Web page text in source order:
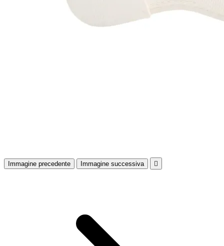
Immagine precedente Immagine successiva 